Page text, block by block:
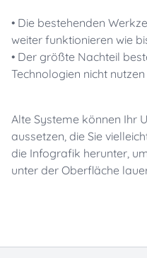
• Die bestehenden
weiter funktionieren wie
• Der größte Nachteil
Technologien nicht
Alte Systeme können Ihr
aussetzen, die Sie
die Infografik herunter,
unter der Oberfläche